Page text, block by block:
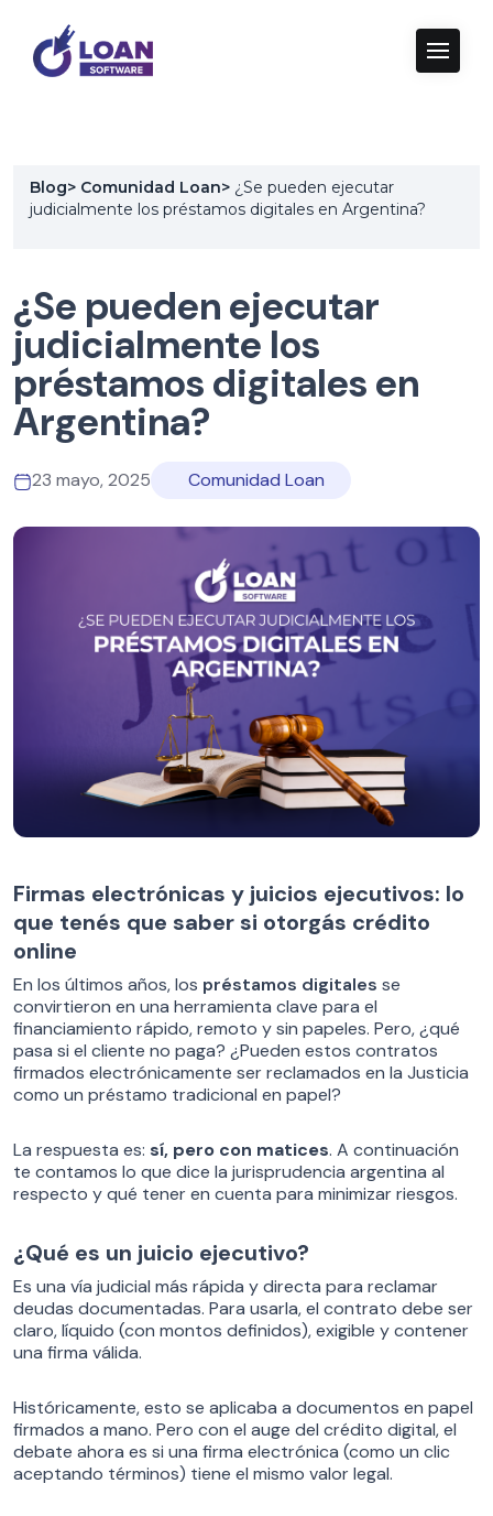
Blog> Comunidad Loan> ¿Se pueden ejecutar
judicialmente los préstamos digitales en Argentina?
¿Se pueden ejecutar
judicialmente los
préstamos digitales en
Argentina?
23 mayo, 2025 Comunidad Loan
Firmas electrónicas y juicios ejecutivos: lo
que tenés que saber si otorgás crédito
online
En los últimos años, los préstamos digitales se
convirtieron en una herramienta clave para el
financiamiento rápido, remoto y sin papeles. Pero, ¿qué
pasa si el cliente no paga? ¿Pueden estos contratos
firmados electrónicamente ser reclamados en la Justicia
como un préstamo tradicional en papel?
La respuesta es: sí, pero con matices. A continuación
te contamos lo que dice la jurisprudencia argentina al
respecto y qué tener en cuenta para minimizar riesgos.
¿Qué es un juicio ejecutivo?
Es una vía judicial más rápida y directa para reclamar
deudas documentadas. Para usarla, el contrato debe ser
claro, líquido (con montos definidos), exigible y contener
una firma válida.
Históricamente, esto se aplicaba a documentos en papel
firmados a mano. Pero con el auge del crédito digital, el
debate ahora es si una firma electrónica (como un clic
aceptando términos) tiene el mismo valor legal.